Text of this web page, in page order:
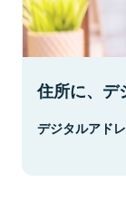
住所に、デ
デジタルアド